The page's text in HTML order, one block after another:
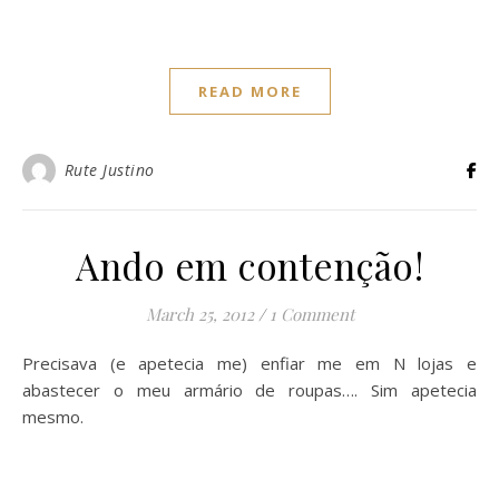
READ MORE
Rute Justino
Ando em contenção!
March 25, 2012 / 1 Comment
Precisava (e apetecia me) enfiar me em N lojas e
abastecer o meu armário de roupas…. Sim apetecia
mesmo.